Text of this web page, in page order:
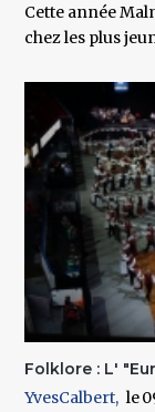
Cette année
chez les plus
Folklore : L'
YvesCalbert